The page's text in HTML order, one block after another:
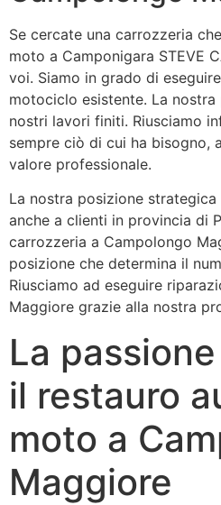
Se cercate una carrozzeria
moto a Camponigara STEVE
voi. Siamo in grado di
motociclo esistente. La
nostri lavori finiti. Riusciamo
sempre ciò di cui ha bisogno,
valore professionale.
La nostra posizione
anche a clienti in provincia di
carrozzeria a Campolongo
posizione che determina il
Riusciamo ad eseguire
Maggiore grazie alla nostra
La
il restauro
moto a
Maggiore